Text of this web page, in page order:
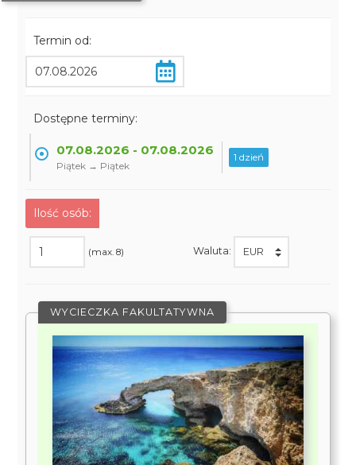
Termin od:
Dostępne terminy:
07.08.2026 - 07.08.2026
Piątek → Piątek
1 dzień
Ilość osób:
(max. 8) Waluta:
WYCIECZKA FAKULTATYWNA